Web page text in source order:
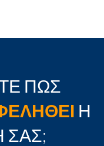
ΠΩΣ
Η
ΣΑΣ;